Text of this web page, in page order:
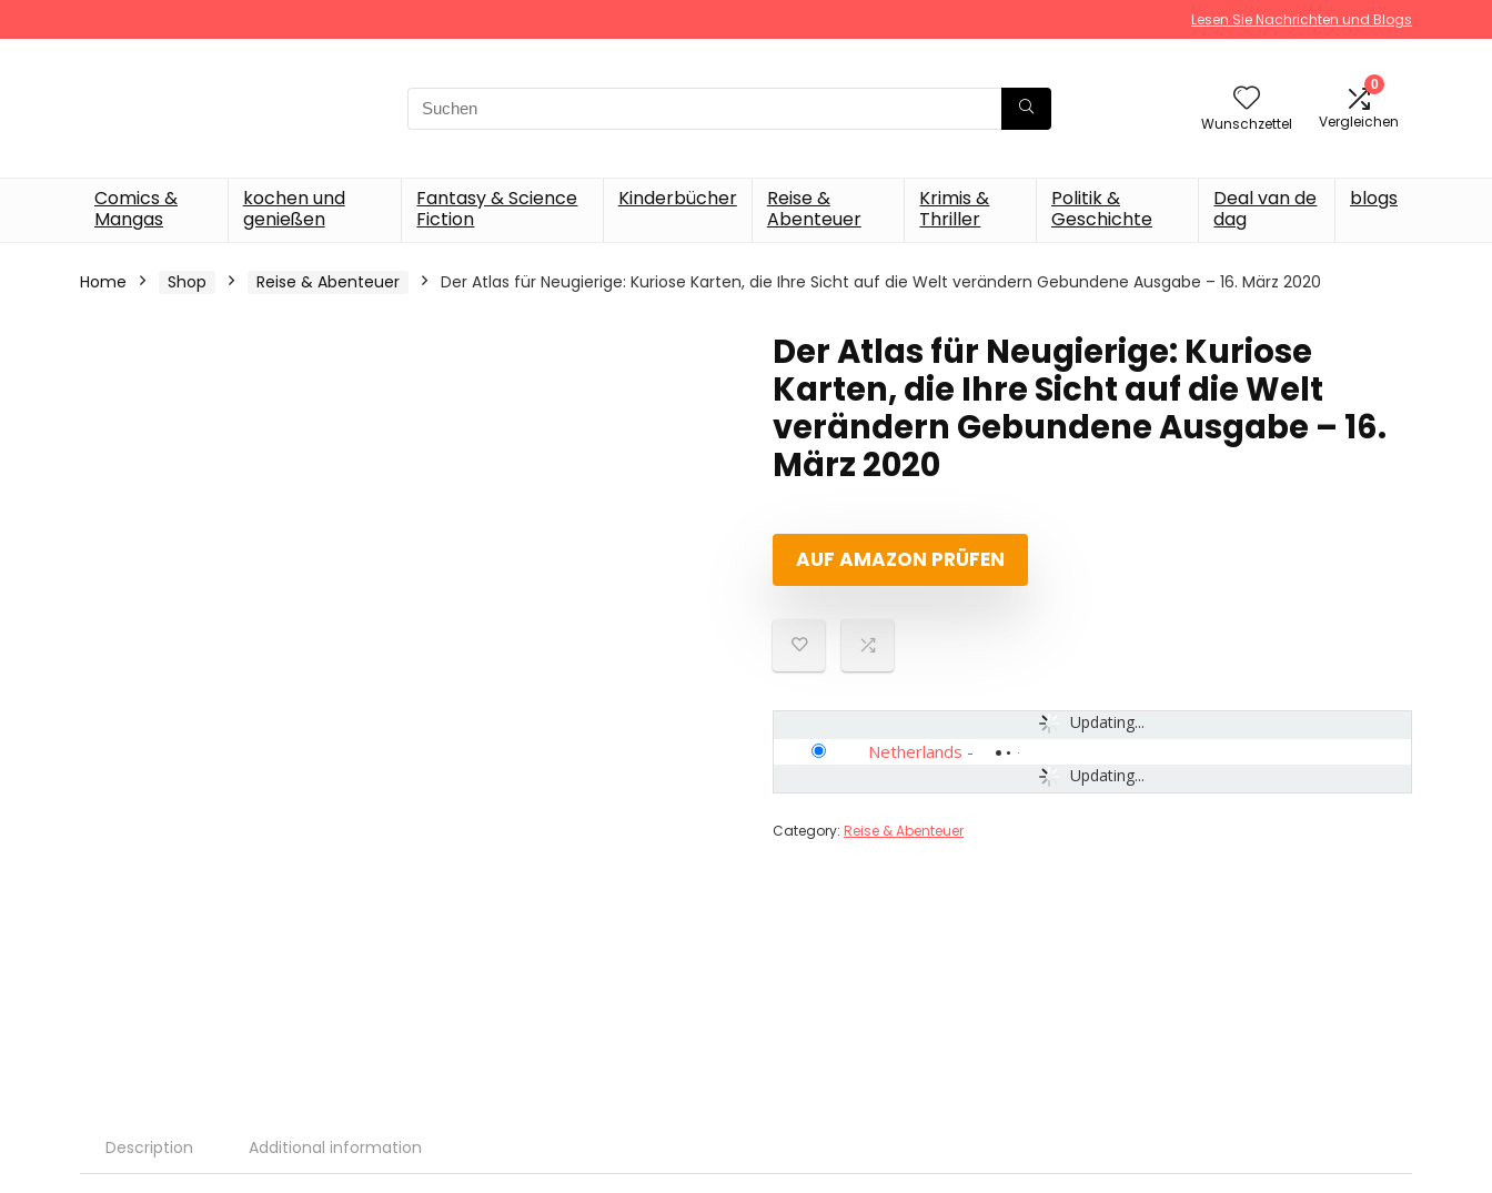
Lesen Sie Nachrichten und Blogs
Search
for:
Wunschzettel
0
Vergleichen
Comics &
Mangas
kochen und
genießen
Fantasy & Science
Fiction
Kinderbücher
Reise &
Abenteuer
Krimis &
Thriller
Politik &
Geschichte
Deal van de
dag
blogs
Home Shop Reise & Abenteuer Der Atlas für Neugierige: Kuriose Karten, die Ihre Sicht auf die Welt verändern Gebundene Ausgabe – 16. März 2020
Der Atlas für Neugierige: Kuriose
Karten, die Ihre Sicht auf die Welt
verändern Gebundene Ausgabe – 16.
März 2020
AUF AMAZON PRÜFEN
Updating...
Updating...
Netherlands -
Category: Reise & Abenteuer
Description Additional information